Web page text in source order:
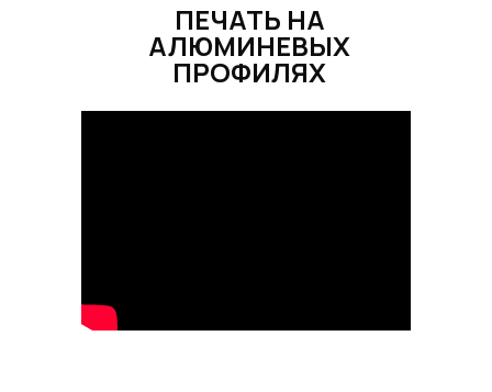
ПЕЧАТЬ НА
АЛЮМИНЕВЫХ
ПРОФИЛЯХ